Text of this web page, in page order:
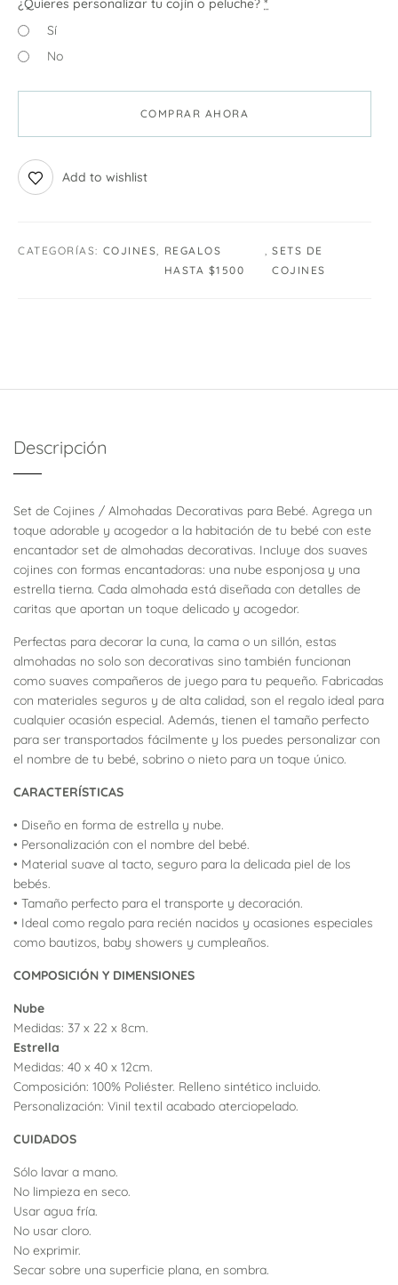
¿Quieres personalizar tu cojín o peluche? *
Sí
No
COMPRAR AHORA
Add to wishlist
CATEGORÍAS: COJINES
REGALOS
HASTA $1500
SETS DE
COJINES
Descripción
Set de Cojines / Almohadas Decorativas para Bebé. Agrega un
toque adorable y acogedor a la habitación de tu bebé con este
encantador set de almohadas decorativas. Incluye dos suaves
cojines con formas encantadoras: una nube esponjosa y una
estrella tierna. Cada almohada está diseñada con detalles de
caritas que aportan un toque delicado y acogedor.
Perfectas para decorar la cuna, la cama o un sillón, estas
almohadas no solo son decorativas sino también funcionan
como suaves compañeros de juego para tu pequeño. Fabricadas
con materiales seguros y de alta calidad, son el regalo ideal para
cualquier ocasión especial. Además, tienen el tamaño perfecto
para ser transportados fácilmente y los puedes personalizar con
el nombre de tu bebé, sobrino o nieto para un toque único.
CARACTERÍSTICAS
• Diseño en forma de estrella y nube.
• Personalización con el nombre del bebé.
• Material suave al tacto, seguro para la delicada piel de los
bebés.
• Tamaño perfecto para el transporte y decoración.
• Ideal como regalo para recién nacidos y ocasiones especiales
como bautizos, baby showers y cumpleaños.
COMPOSICIÓN Y DIMENSIONES
Nube
Medidas: 37 x 22 x 8cm.
Estrella
Medidas: 40 x 40 x 12cm.
Composición: 100% Poliéster. Relleno sintético incluido.
Personalización: Vinil textil acabado aterciopelado.
CUIDADOS
Sólo lavar a mano.
No limpieza en seco.
Usar agua fría.
No usar cloro.
No exprimir.
Secar sobre una superficie plana, en sombra.